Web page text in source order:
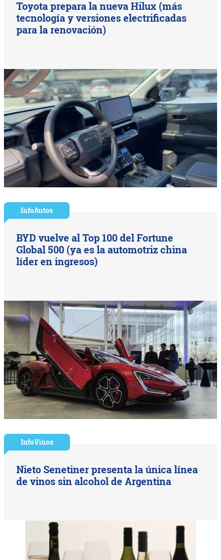
Toyota prepara la nueva Hilux (más
tecnología y versiones electrificadas
para la renovación)
InfoAutos
BYD vuelve al Top 100 del Fortune
Global 500 (ya es la automotriz china
líder en ingresos)
InfoVinos
Nieto Senetiner presenta la única línea
de vinos sin alcohol de Argentina